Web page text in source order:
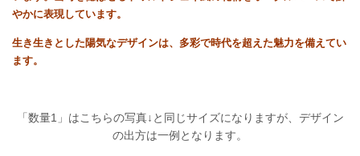
やかに表現しています。
生き生きとした陽気なデザインは、多彩で時代を超えた魅力を備えてい
ます。
「数量1」はこちらの写真↓と同じサイズになりますが、デザイン
の出方は一例となります。